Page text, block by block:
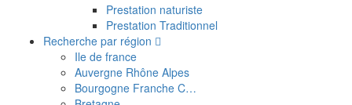
Prestation naturiste
Prestation Traditionnel
Recherche par région
Ile de france
Auvergne Rhône Alpes
Bourgogne Franche C…